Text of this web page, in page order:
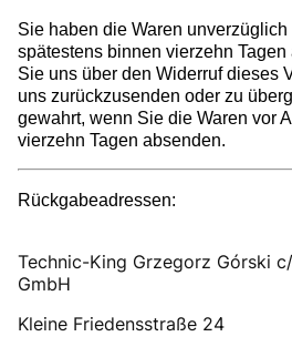
Sie haben die Waren unverzüglich
spätestens binnen vierzehn Tagen
Sie uns über den Widerruf dieses
uns zurückzusenden oder zu
gewahrt, wenn Sie die Waren vor
vierzehn Tagen absenden.
Rückgabeadressen:
Technic-King Grzegorz Górski
GmbH
Kleine Friedensstraße 24